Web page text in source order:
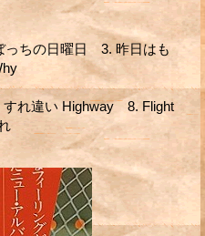
っちの日曜日 3. 昨日はも
れ違い Highway 8. Flight